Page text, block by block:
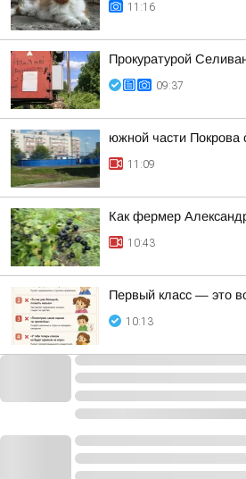
11:16
Прокуратурой
09:37
южной части Покрова
11:09
Как фермер
10:43
Первый класс — это
10:13